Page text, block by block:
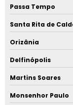
Passa Tempo
Santa Rita de
Orizânia
Delfinópolis
Martins Soares
Monsenhor Paulo